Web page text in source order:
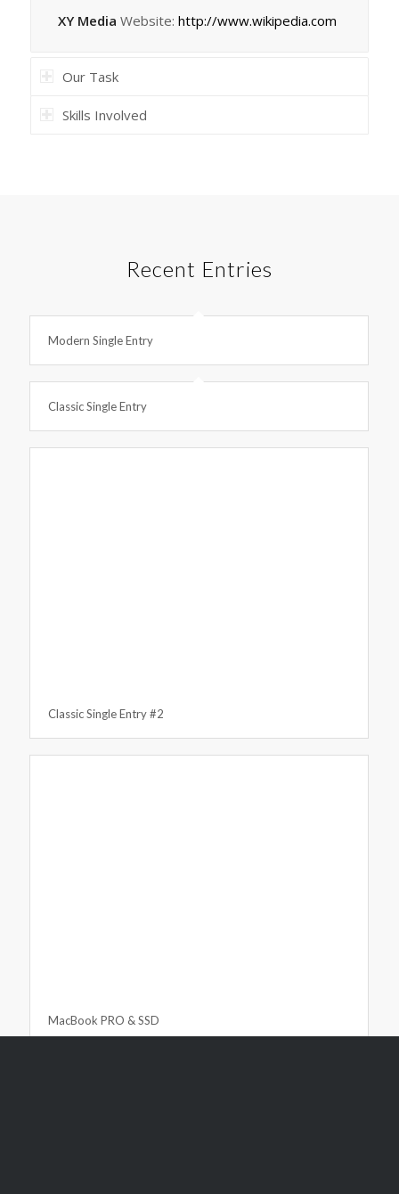
XY Media Website: http://www.wikipedia.com
Our Task
Skills Involved
Recent Entries
Modern Single Entry
Classic Single Entry
Classic Single Entry #2
MacBook PRO & SSD